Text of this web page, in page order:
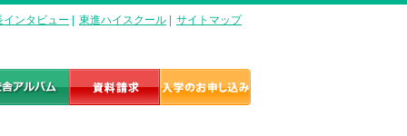
インタビュー 東進ハイスクール サイトマップ